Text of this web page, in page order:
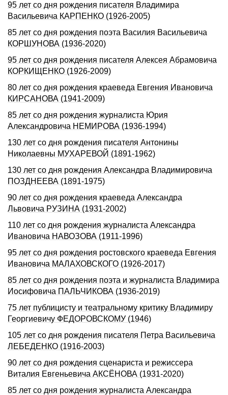
95 лет со дня рождения писателя Владимира
Васильевича КАРПЕНКО (1926-2005)
85 лет со дня рождения поэта Василия Васильевича
КОРШУНОВА (1936-2020)
95 лет со дня рождения писателя Алексея Абрамовича
КОРКИЩЕНКО (1926-2009)
80 лет со дня рождения краеведа Евгения Ивановича
КИРСАНОВА (1941-2009)
85 лет со дня рождения журналиста Юрия
Александровича НЕМИРОВА (1936-1994)
130 лет со дня рождения писателя Антонины
Николаевны МУХАРЕВОЙ (1891-1962)
130 лет со дня рождения Александра Владимировича
ПОЗДНЕЕВА (1891-1975)
90 лет со дня рождения краеведа Александра
Львовича РУЗИНА (1931-2002)
110 лет со дня рождения журналиста Александра
Ивановича НАВОЗОВА (1911-1996)
95 лет со дня рождения ростовского краеведа Евгения
Ивановича МАЛАХОВСКОГО (1926-2017)
85 лет со дня рождения поэта и журналиста Владимира
Иосифовича ПАЛЬЧИКОВА (1936-2019)
75 лет публицисту и театральному критику Владимиру
Георгиевичу ФЕДОРОВСКОМУ (1946)
105 лет со дня рождения писателя Петра Васильевича
ЛЕБЕДЕНКО (1916-2003)
90 лет со дня рождения сценариста и режиссера
Виталия Евгеньевича АКСЁНОВА (1931-2020)
85 лет со дня рождения журналиста Александра